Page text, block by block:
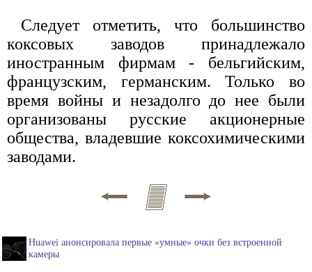
Следует отметить, что большинство
коксовых заводов принадлежало
иностранным фирмам - бельгийским,
французским, германским. Только во
время войны и незадолго до нее были
организованы русские акционерные
общества, владевшие коксохимическими
заводами.
Huawei анонсировала первые «умные» очки без встроенной
камеры